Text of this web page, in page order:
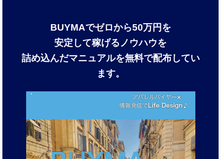
BUYMAでゼロから50万円を
安定して稼げるノウハウを
詰め込んだマニュアルを無料で配布してい
ます。